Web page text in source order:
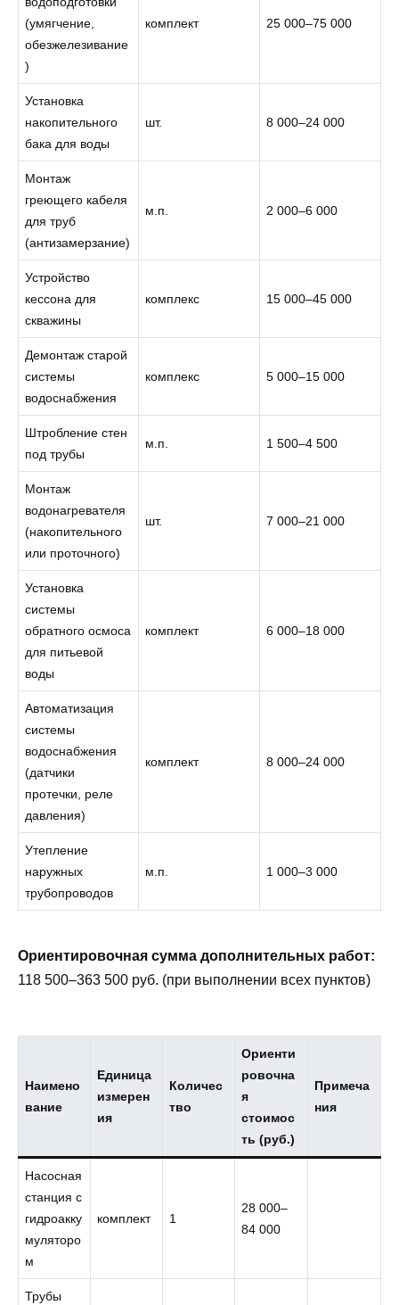
(умягчение,
обезжелезивание
)
комплект 25 000–75 000
Установка
накопительного
бака для воды
шт. 8 000–24 000
Монтаж
греющего кабеля
для труб
(антизамерзание)
м.п. 2 000–6 000
Устройство
кессона для
скважины
комплекс 15 000–45 000
Демонтаж старой
системы
водоснабжения
комплекс 5 000–15 000
Штробление стен
под трубы
м.п. 1 500–4 500
Монтаж
водонагревателя
(накопительного
или проточного)
шт. 7 000–21 000
Установка
системы
обратного осмоса
для питьевой
воды
комплект 6 000–18 000
Автоматизация
системы
водоснабжения
(датчики
протечки, реле
давления)
комплект 8 000–24 000
Утепление
наружных
трубопроводов
м.п. 1 000–3 000
Ориентировочная сумма дополнительных работ:
118 500–363 500 руб. (при выполнении всех пунктов)
Наимено
вание
Единица
измерен
ия
Количес
тво
Ориенти
ровочна
я
стоимос
ть (руб.)
Примеча
ния
Насосная
станция с
гидроакку
муляторо
м
комплект 1
28 000–
84 000
Трубы